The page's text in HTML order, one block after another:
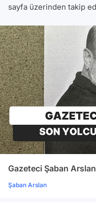
sayfa üzerinden takip
Gazeteci Şaban
Şaban Arslan